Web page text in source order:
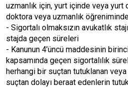
uzmanlık için, yurt içinde veya yurt
doktora veya uzmanlık
- Sigortalı olmaksızın avukatlık
stajda geçen süreleri
- Kanunun 4’üncü maddesinin
kapsamında geçen sigortalılık
herhangi bir suçtan tutuklanan veya
suçtan dolayı beraat edenlerin